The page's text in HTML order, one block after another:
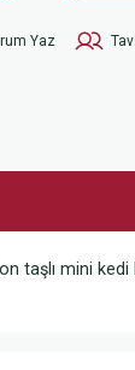
Yaz
taşlı mini kedi